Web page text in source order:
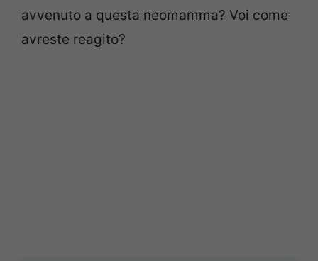
avvenuto a questa neomamma? Voi come
avreste reagito?